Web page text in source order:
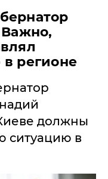
регионе
должны
ситуацию в